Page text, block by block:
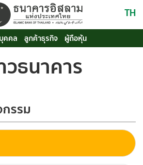
TH
คคล ลูกค้าธุรกิจ ผู้ถือหุ้น
วธนาคาร
กรรม